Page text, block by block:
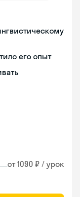
его опыт
от 1090 ₽ / урок